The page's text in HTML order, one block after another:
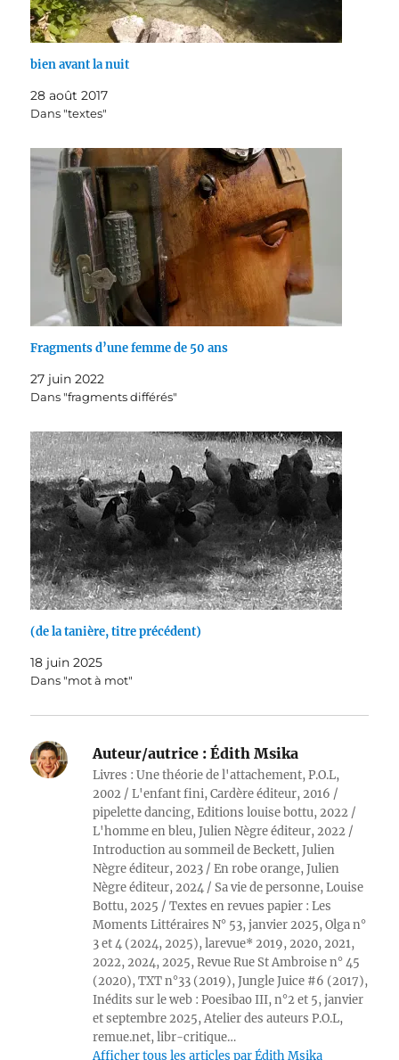
bien avant la nuit
28 août 2017
Dans "textes"
Fragments d’une femme de 50 ans
27 juin 2022
Dans "fragments différés"
(de la tanière, titre précédent)
18 juin 2025
Dans "mot à mot"
Auteur/autrice : Édith Msika
Livres : Une théorie de l'attachement, P.O.L,
2002 / L'enfant fini, Cardère éditeur, 2016 /
pipelette dancing, Editions louise bottu, 2022 /
L'homme en bleu, Julien Nègre éditeur, 2022 /
Introduction au sommeil de Beckett, Julien
Nègre éditeur, 2023 / En robe orange, Julien
Nègre éditeur, 2024 / Sa vie de personne, Louise
Bottu, 2025 / Textes en revues papier : Les
Moments Littéraires N° 53, janvier 2025, Olga n°
3 et 4 (2024, 2025), larevue* 2019, 2020, 2021,
2022, 2024, 2025, Revue Rue St Ambroise n° 45
(2020), TXT n°33 (2019), Jungle Juice #6 (2017),
Inédits sur le web : Poesibao III, n°2 et 5, janvier
et septembre 2025, Atelier des auteurs P.O.L,
remue.net, libr-critique…
Afficher tous les articles par Édith Msika